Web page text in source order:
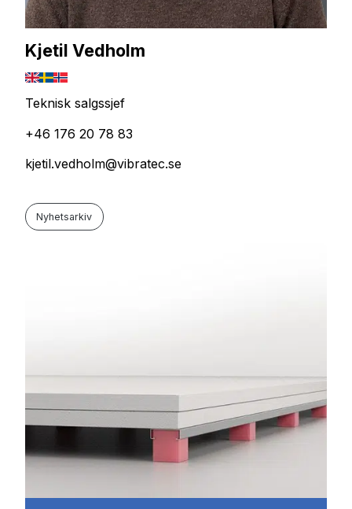
Kjetil Vedholm
Teknisk salgssjef
+46 176 20 78 83
kjetil.vedholm@vibratec.se
Nyhetsarkiv